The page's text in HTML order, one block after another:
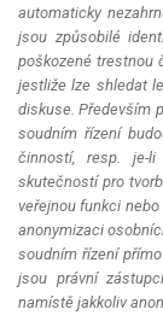
automaticky
jsou způsobilé
poškozené trestnou
jestliže lze shledat
diskuse. Především
soudním řízení
činností, resp. je-
skutečností pro
veřejnou funkci
anonymizaci
soudním řízení
jsou právní
namístě jakkoliv